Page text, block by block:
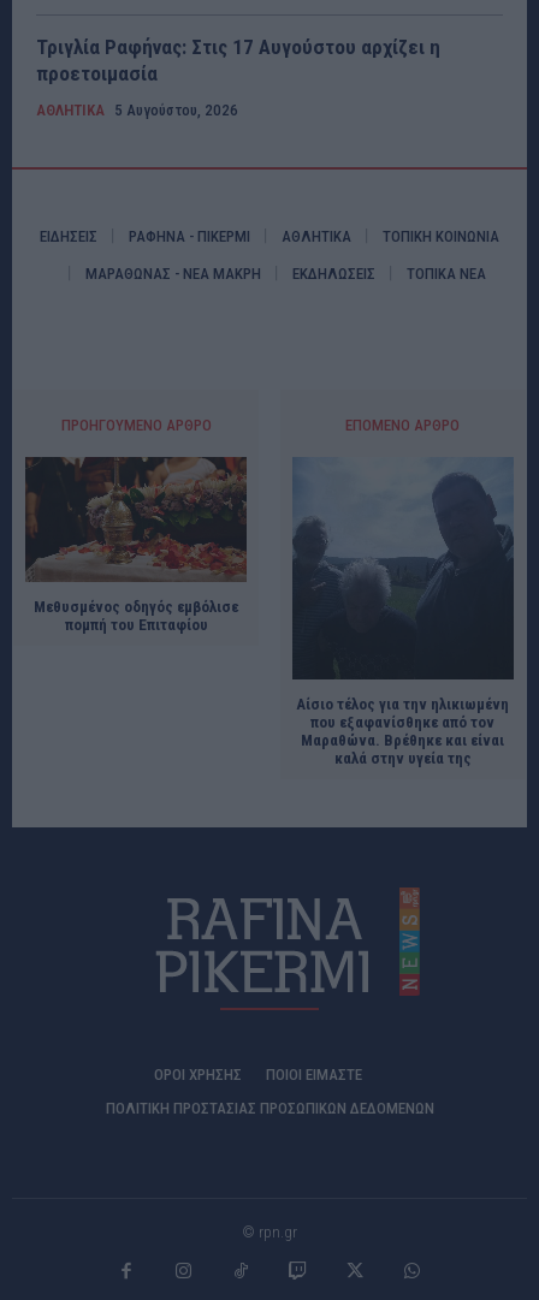
Τριγλία Ραφήνας: Στις 17 Αυγούστου αρχίζει η
προετοιμασία
ΑΘΛΗΤΙΚΑ 5 Αυγούστου, 2026
ΕΙΔΗΣΕΙΣ ΡΑΦΗΝΑ - ΠΙΚΕΡΜΙ ΑΘΛΗΤΙΚΑ ΤΟΠΙΚΗ ΚΟΙΝΩΝΙΑ
ΜΑΡΑΘΩΝΑΣ - ΝΕΑ ΜΑΚΡΗ ΕΚΔΗΛΩΣΕΙΣ ΤΟΠΙΚΑ ΝΕΑ
ΠΡΟΗΓΟΎΜΕΝΟ ΆΡΘΡΟ
Μεθυσμένος οδηγός εμβόλισε
πομπή του Επιταφίου
ΕΠΌΜΕΝΟ ΆΡΘΡΟ
Αίσιο τέλος για την ηλικιωμένη
που εξαφανίσθηκε από τον
Μαραθώνα. Βρέθηκε και είναι
καλά στην υγεία της
ΟΡΟΙ ΧΡΗΣΗΣ
ΠΟΙΟΊ ΕΊΜΑΣΤΕ
ΠΟΛΙΤΙΚΗ ΠΡΟΣΤΑΣΙΑΣ ΠΡΟΣΩΠΙΚΩΝ ΔΕΔΟΜΕΝΩΝ
© rpn.gr